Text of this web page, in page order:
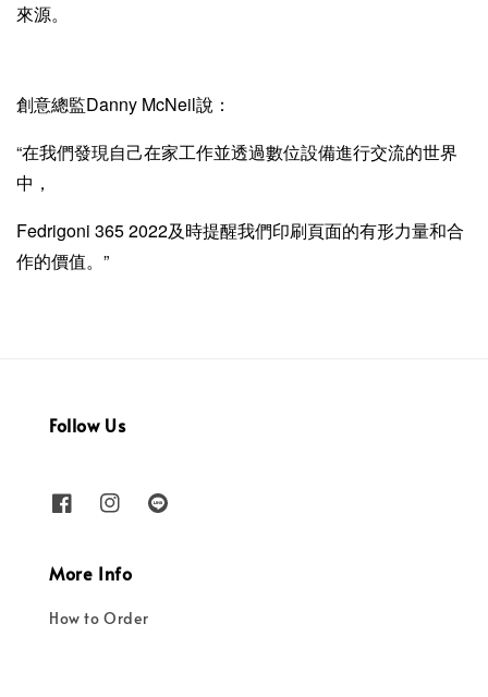
來源。
創意總監Danny McNeil說：
“在我們發現自己在家工作並透過數位設備進行交流的世界
中，
Fedrigoni 365 2022及時提醒我們印刷頁面的有形力量和合
作的價值。”
Follow Us
More Info
How to Order